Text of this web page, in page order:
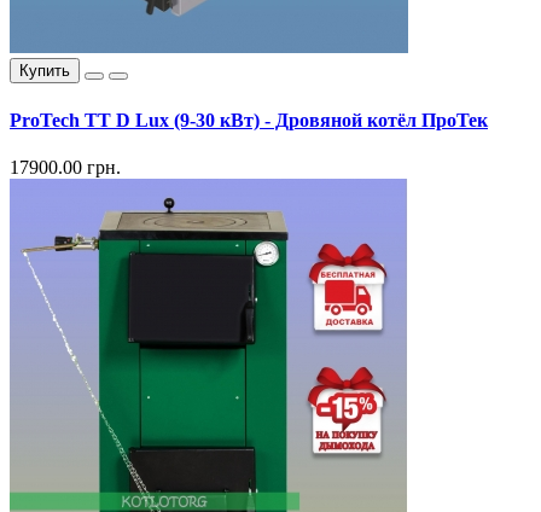
Купить
ProTech TT D Lux (9-30 кВт) - Дровяной котёл ПроТек
17900.00 грн.